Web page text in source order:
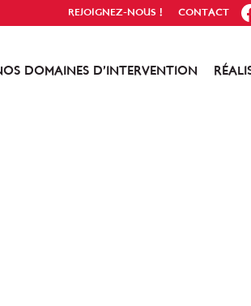
REJOIGNEZ-NOUS ! CONTACT FB
DOMAINES D’INTERVENTION